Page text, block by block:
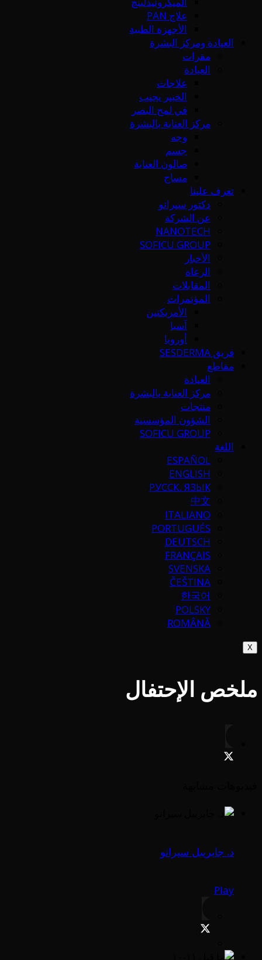
علاج PAN
الأجهزة الطبية
العيادة ومركز البشرة
مقرات
العيادة
علاجات
الخبير يجيب
في لمح البصر
مركز العناية بالبشرة
وجه
جسم
صالون العناية
مساج
تعرف علينا
دكتور سيرانو
عن الشركة
NANOTECH
SOFICU GROUP
الأخبار
الرعاة
المقابلات
المؤتمرات
الأمريكتين
آسيا
أوروبا
فريق SESDERMA
مقاطع
العيادة
مركز العناية بالبشرة
منتجات
الشؤون المؤسسية
SOFICU GROUP
اللغة
ESPAÑOL
ENGLISH
РУССК. ЯЗЫК
中文
ITALIANO
PORTUGUÉS
DEUTSCH
FRANÇAIS
SVENSKA
ČEŠTINA
한국어
POLSKY
ROMÂNĂ
X
ملخص الإحتفال
د. جابرييل سيرانو
Play